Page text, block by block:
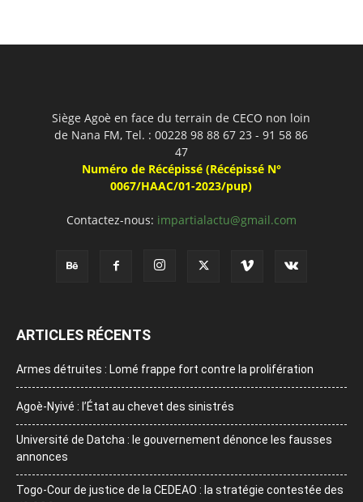
Siège Agoè en face du terrain de CECO non loin
de Nana FM, Tel. : 00228 98 88 67 23 - 91 58 86
47
Numéro de Récépissé (Récépissé N°
0067/HAAC/01-2023/pup)
Contactez-nous: impartialactu@gmail.com
ARTICLES RÉCENTS
Armes détruites : Lomé frappe fort contre la prolifération
Agoè-Nyivé : l’État au chevet des sinistrés
Université de Datcha : le gouvernement dénonce les fausses
annonces
Togo-Cour de justice de la CEDEAO : la stratégie contestée des